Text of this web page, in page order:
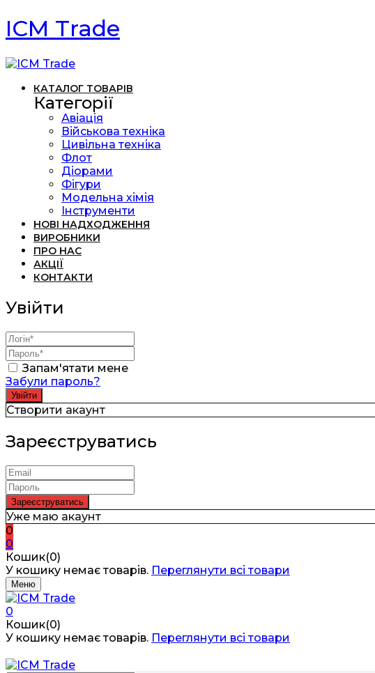
ICM Trade
КАТАЛОГ ТОВАРІВ
Категорії
Авіація
Військова техніка
Цивільна техніка
Флот
Діорами
Фігури
Модельна хімія
Інструменти
НОВІ НАДХОДЖЕННЯ
ВИРОБНИКИ
ПРО НАС
АКЦІЇ
КОНТАКТИ
Увійти
Запам'ятати мене
Забули пароль?
Створити акаунт
Зареєструватись
Уже маю акаунт
0
0
Кошик(0)
У кошику немає товарів. Переглянути всі товари
Меню
0
Кошик(0)
У кошику немає товарів. Переглянути всі товари